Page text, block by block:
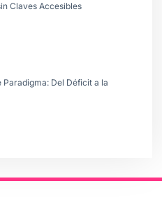
Claves Accesibles
Paradigma: Del Déficit a la